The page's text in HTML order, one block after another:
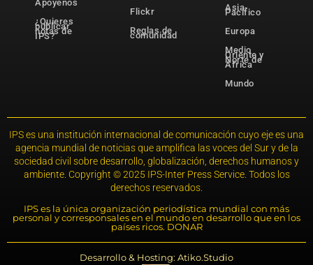
Apóyenos
¿Quieres
publicar
notas de
IPS?
Flickr
Reglas de
comunidad
Asia-
Pacífico
Europa
Medio
Oriente y
Norte de
África
Mundo
IPS es una institución internacional de comunicación cuyo eje es una
agencia mundial de noticias que amplifica las voces del Sur y de la
sociedad civil sobre desarrollo, globalización, derechos humanos y
ambiente. Copyright © 2025 IPS-Inter Press Service. Todos los
derechos reservados.
IPS es la única organización periodística mundial con más
personal y corresponsales en el mundo en desarrollo que en los
países ricos. DONAR
Desarrollo & Hosting: Atiko.Studio